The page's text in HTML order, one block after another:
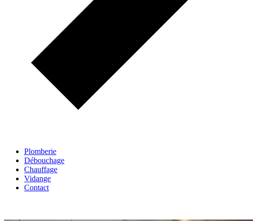
Plomberie
Débouchage
Chauffage
Vidange
Contact